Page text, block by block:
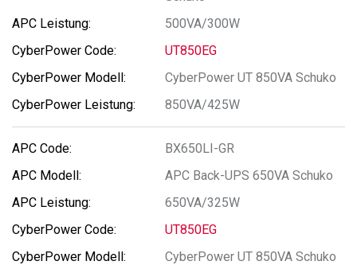
500VA/300W
UT850EG
CyberPower UT 850VA Schuko
850VA/425W
BX650LI-GR
APC Back-UPS 650VA Schuko
650VA/325W
UT850EG
CyberPower UT 850VA Schuko